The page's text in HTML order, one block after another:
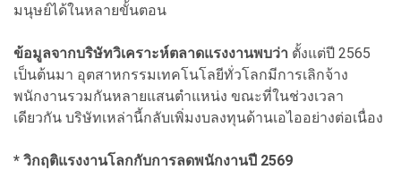
มนุษย์ได้ในหลายขั้นตอน
ข้อมูลจากบริษัทวิเคราะห์ตลาดแรงงานพบว่า ตั้งแต่ปี 2565
เป็นต้นมา อุตสาหกรรมเทคโนโลยีทั่วโลกมีการเลิกจ้าง
พนักงานรวมกันหลายแสนตำแหน่ง ขณะที่ในช่วงเวลา
เดียวกัน บริษัทเหล่านี้กลับเพิ่มงบลงทุนด้านเอไออย่างต่อเนื่อง
* วิกฤติแรงงานโลกกับการลดพนักงานปี 2569